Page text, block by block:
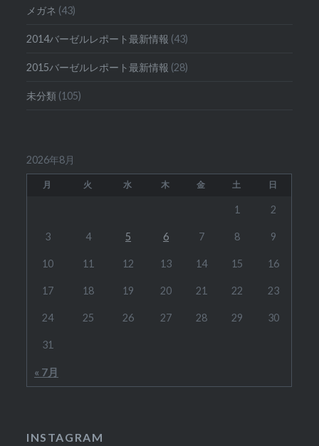
メガネ (43)
2014バーゼルレポート最新情報 (43)
2015バーゼルレポート最新情報 (28)
未分類 (105)
2026年8月
月 火 水 木 金 土 日
« 7月
1 2
3 4 5 6 7 8 9
10 11 12 13 14 15 16
17 18 19 20 21 22 23
24 25 26 27 28 29 30
31
INSTAGRAM